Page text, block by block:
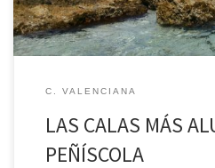
C. VALENCIANA
LAS CALAS MÁS
PEÑÍSCOLA